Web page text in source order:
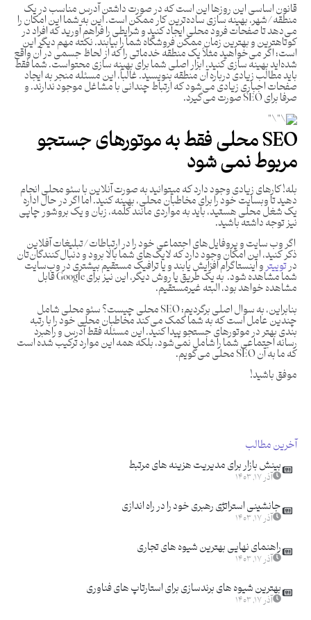
قانون اساسی این روزها این است که در صورت داشتن آدرس مناسب در یک
منطقه/شهر، بهینه سازی ساده‌ترین کار ممکن است. این به شما این امکان را
می‌دهد تا صفحات فرود محلی ایجاد کنید و شرایطی را فراهم آورید که افراد در
کوتاهترین و بهترین زمان ممکن فروشگاه شما را بیابند. نکته مهم دیگر این
است؛ اگر می‌خواهید مثلاً یک منطقه خدماتی را که از لحاظ جسمی در آن واقع
شده‌اید بهینه سازی کنید، ابزار اصلی شما برای بهینه سازی محتواست. شما فقط
باید مطالب زیادی درباره آن منطقه بنویسید. غالباً، این مسئله منجر به ایجاد
صفحات اجباری زیادی می‌شود که ارتباط چندانی با مشاغل موجود ندارند. و
صرفا برای SEO صورت می‌گیرد.
SEOمحلی فقط به موتورهای جستجو
مربوط نمی شود
بله! کارهای زیادی وجود دارد که میتوانید به صورت آنلاین با سئو محلی انجام
دهید تا وبسایت خود را برای مخاطبان محلی، بهینه کنید. اما اگر در حال اداره
یک شغل محلی هستید، باید به مواردی مانند کلمه، زبان و یک بروشور چاپی
نیز توجه داشته باشید.
اگر وب سایت و پروفایل‌های اجتماعی خود را در ارتباطات/تبلیغات آفلاین
ذکر کنید، این امکان وجود دارد که لایک‌های شما بالا برود و دنبال‌کنندگان‌تان
درتوییترو اینستاگرام افزایش یابند و یا ترافیک مستقیم بیشتری در وب‌سایت
شما مشاهده شود. به یک طریق یا روش دیگر، این نیز برای Google قابل
مشاهده خواهد بود، البته غیرمستقیم.
بنابراین، به سوال اصلی برگردیم: SEO محلی چیست؟ سئو محلی شامل
چندین عامل است که به شما کمک می‌کند مخاطبان محلی خود را با رتبه
بندی بهتر در موتورهای جستجو پیدا کنید. این مسئله فقط آدرس و راهبرد
رسانه اجتماعی شما را شامل نمی‌شود، بلکه همه این موارد ترکیب شده است
که ما به آن SEO محلی می‌گویم.
موفق باشید!
آخرین مطالب
بینش بازار برای مدیریت هزینه های مرتبط
آذر ۱۷, ۱۴۰۳
جانشینی استراتژی رهبری خود را در راه اندازی
آذر ۱۷, ۱۴۰۳
راهنمای نهایی بهترین شیوه های تجاری
آذر ۱۷, ۱۴۰۳
بهترین شیوه های برندسازی برای استارتاپ های فناوری
آذر ۱۷, ۱۴۰۳